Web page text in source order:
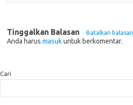
Tinggalkan Balasan Batalkan balasan
Anda harus masukuntuk berkomentar.
Cari